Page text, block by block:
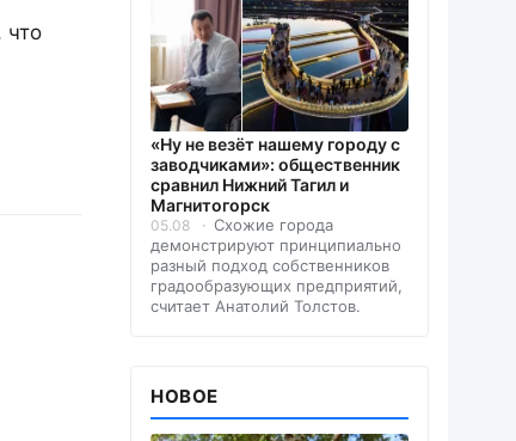
что
«Ну не везёт нашему городу с
заводчиками»: общественник
сравнил Нижний Тагил и
Магнитогорск
05.08
Схожие города
демонстрируют принципиально
разный подход собственников
градообразующих предприятий,
считает Анатолий Толстов.
НОВОЕ